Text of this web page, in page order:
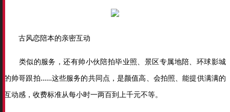
古风恋陪本的亲密互动
类似的服务，还有帅小伙陪拍毕业照、景区专属地陪、环球影城
的帅哥跟拍……这些服务的共同点，是颜值高、会拍照、能提供满满的
互动感，收费标准从每小时一两百到上千元不等。